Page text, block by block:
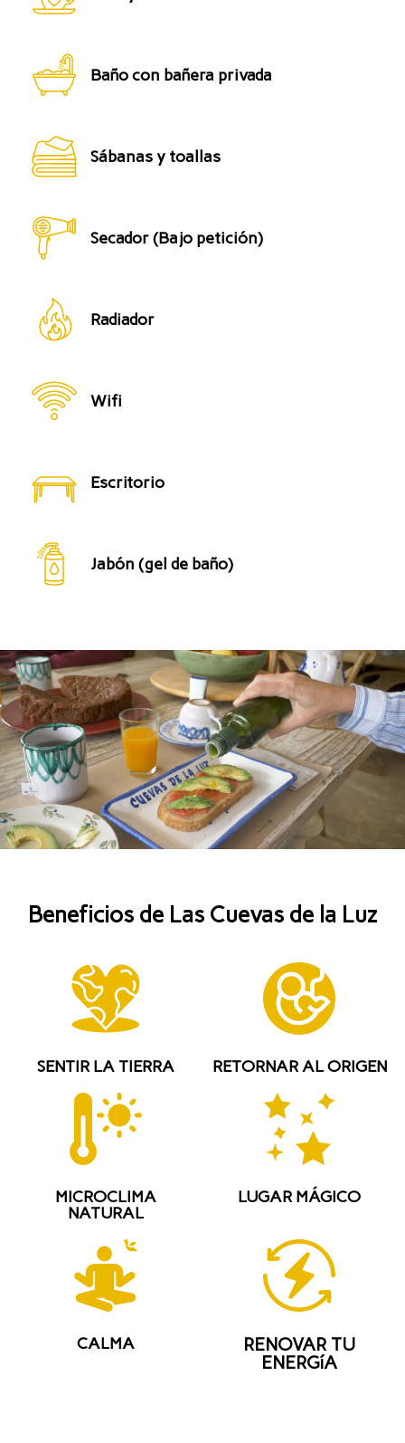
Baño con bañera privada
Sábanas y toallas
Secador (Bajo petición)
Radiador
Wifi
Escritorio
Jabón (gel de baño)
Beneficios de Las Cuevas de la Luz
SENTIR LA TIERRA RETORNAR AL ORIGEN
MICROCLIMA
NATURAL
LUGAR MÁGICO
CALMA
RENOVAR TU
ENERGíA